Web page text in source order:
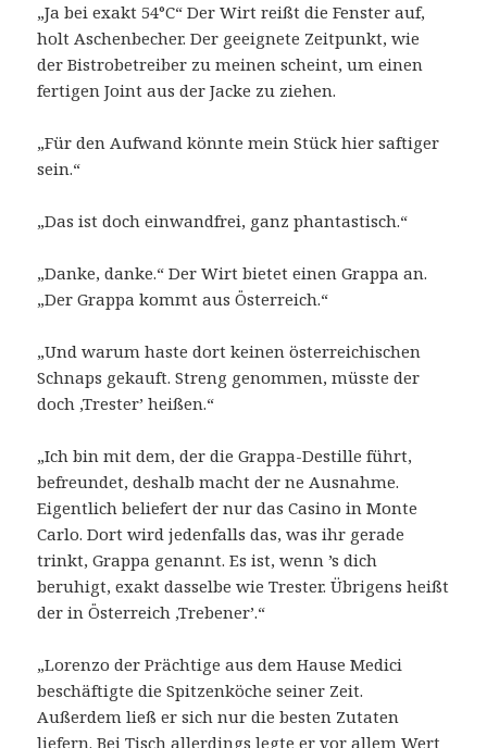
„Ja bei exakt 54°C“ Der Wirt reißt die Fenster auf,
holt Aschenbecher. Der geeignete Zeitpunkt, wie
der Bistrobetreiber zu meinen scheint, um einen
fertigen Joint aus der Jacke zu ziehen.
„Für den Aufwand könnte mein Stück hier saftiger
sein.“
„Das ist doch einwandfrei, ganz phantastisch.“
„Danke, danke.“ Der Wirt bietet einen Grappa an.
„Der Grappa kommt aus Österreich.“
„Und warum haste dort keinen österreichischen
Schnaps gekauft. Streng genommen, müsste der
doch ‚Trester’ heißen.“
„Ich bin mit dem, der die Grappa-Destille führt,
befreundet, deshalb macht der ne Ausnahme.
Eigentlich beliefert der nur das Casino in Monte
Carlo. Dort wird jedenfalls das, was ihr gerade
trinkt, Grappa genannt. Es ist, wenn ’s dich
beruhigt, exakt dasselbe wie Trester. Übrigens heißt
der in Österreich ‚Trebener’.“
„Lorenzo der Prächtige aus dem Hause Medici
beschäftigte die Spitzenköche seiner Zeit.
Außerdem ließ er sich nur die besten Zutaten
liefern. Bei Tisch allerdings legte er vor allem Wert